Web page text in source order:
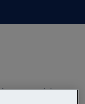
un sujet